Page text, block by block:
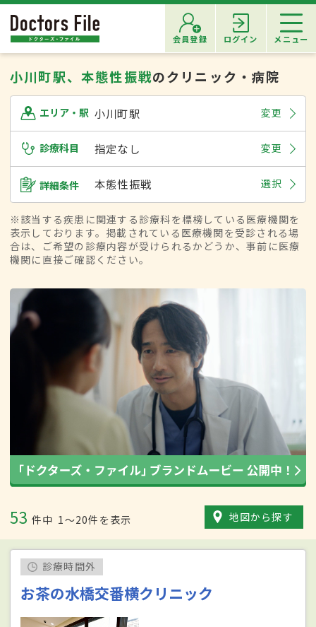
会員登録 ログイン メニュー
小川町駅、本態性振戦のクリニック・病院
エリア・駅 小川町駅 変更
診療科目 指定なし 変更
詳細条件 本態性振戦 選択
※該当する疾患に関連する診療科を標榜している医療機関を
表示しております。掲載されている医療機関を受診される場
合は、ご希望の診療内容が受けられるかどうか、事前に医療
機関に直接ご確認ください。
53 件中 1〜20件を表示 地図から探す
診療時間外
お茶の水橋交番横クリニック